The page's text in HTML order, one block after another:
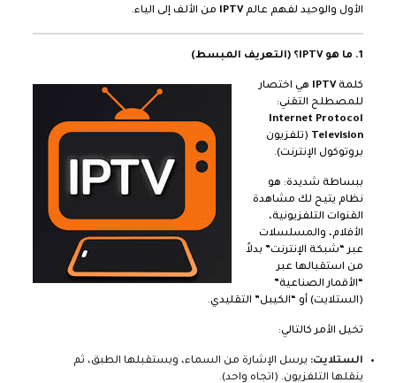
الأول والوحيد لفهم عالم IPTV من الألف إلى الياء.
1. ما هو IPTV؟ (التعريف المبسط)
كلمة IPTV هي اختصار
للمصطلح التقني:
Internet Protocol
Television (تلفزيون
بروتوكول الإنترنت).
ببساطة شديدة: هو
نظام يتيح لك مشاهدة
القنوات التلفزيونية،
الأفلام، والمسلسلات
عبر “شبكة الإنترنت” بدلاً
من استقبالها عبر
“الأقمار الصناعية”
(الستلايت) أو “الكيبل” التقليدي.
تخيل الأمر كالتالي:
الستلايت: يرسل الإشارة من السماء، ويستقبلها الطبق، ثم
ينقلها التلفزيون. (اتجاه واحد).